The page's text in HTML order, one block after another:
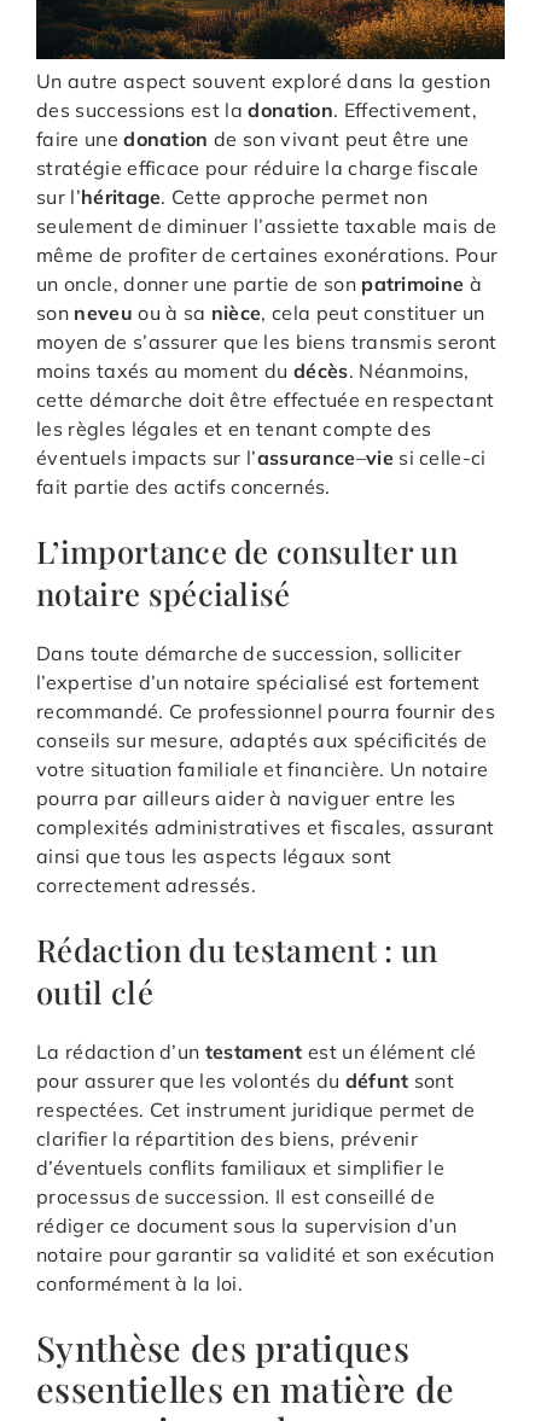
Un autre aspect souvent exploré dans la gestion
des successions est ladonation. Effectivement,
faire unedonation de son vivant peut être une
stratégie efficace pour réduire la charge fiscale
sur l’héritage. Cette approche permet non
seulement de diminuer l’assiette taxable mais de
même de profiter de certaines exonérations. Pour
un oncle, donner une partie de son patrimoine à
son neveu ou à sa nièce, cela peut constituer un
moyen de s’assurer que les biens transmis seront
moins taxés au moment dudécès. Néanmoins,
cette démarche doit être effectuée en respectant
les règles légales et en tenant compte des
éventuels impacts sur l’assurance–viesi celle-ci
fait partie des actifs concernés.
L’importance de consulter un
notaire spécialisé
Dans toute démarche de succession, solliciter
l’expertise d’un notaire spécialisé est fortement
recommandé. Ce professionnel pourra fournir des
conseils sur mesure, adaptés aux spécificités de
votre situation familiale et financière. Un notaire
pourra par ailleurs aider à naviguer entre les
complexités administratives et fiscales, assurant
ainsi que tous les aspects légaux sont
correctement adressés.
Rédaction du testament : un
outil clé
La rédaction d’un testament est un élément clé
pour assurer que les volontés du défunt sont
respectées. Cet instrument juridique permet de
clarifier la répartition des biens, prévenir
d’éventuels conflits familiaux et simplifier le
processus de succession. Il est conseillé de
rédiger ce document sous la supervision d’un
notaire pour garantir sa validité et son exécution
conformément à la loi.
Synthèse des pratiques
essentielles en matière de